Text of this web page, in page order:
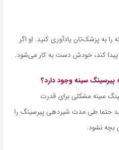
را به پزشک‌تان یادآوری کنید. او اگر
پیدا کند، خودش دست به کار می‌شود.
سینه وجود دارد؟
سینه مشکلی برای قدرت
حتما طی مدت شیردهی پیرسینگ را
بچه نشود.